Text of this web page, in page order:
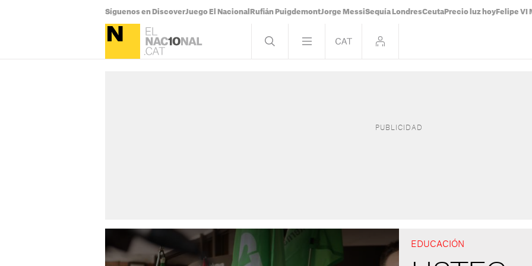
Síguenos en DiscoverJuego El Nacional Rufián PuigdemontJorge MessiSequía LondresCeuta Precio luz hoy Felipe VI
EDUCACIÓN